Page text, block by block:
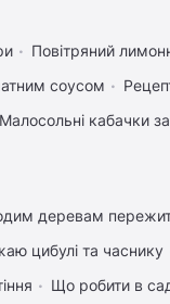
Повітряний
соусом
Малосольні кабачки
деревам
цибулі та часнику
Що робити в